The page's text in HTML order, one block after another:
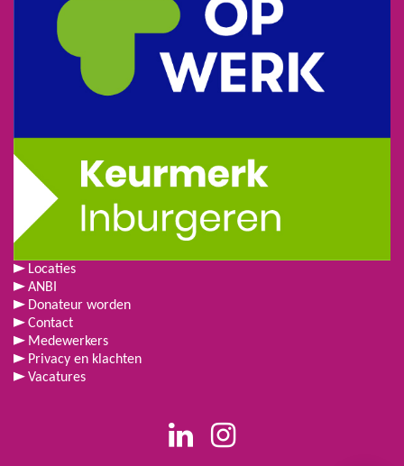
Locaties
ANBI
Donateur worden
Contact
Medewerkers
Privacy en klachten
Vacatures